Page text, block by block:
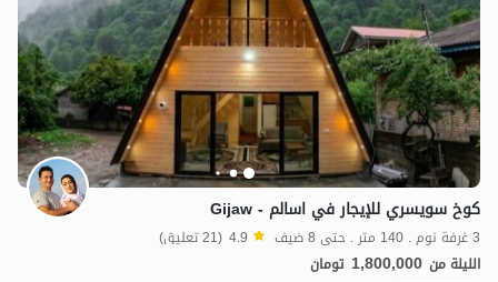
كوخ سويسري للإيجار في اسالم - Gijaw
3 غرفة نوم . 140 متر . حتى 8 ضيف 4.9 (21 تعليق)
الليلة من 1,800,000 تومان